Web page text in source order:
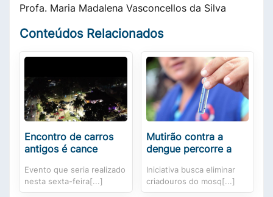
Profa. Maria Madalena Vasconcellos da Silva
Conteúdos Relacionados
Encontro de carros
antigos é cance
Evento que seria realizado
nesta sexta-feira[...]
Mutirão contra a
dengue percorre a
Iniciativa busca eliminar
criadouros do mosq[...]